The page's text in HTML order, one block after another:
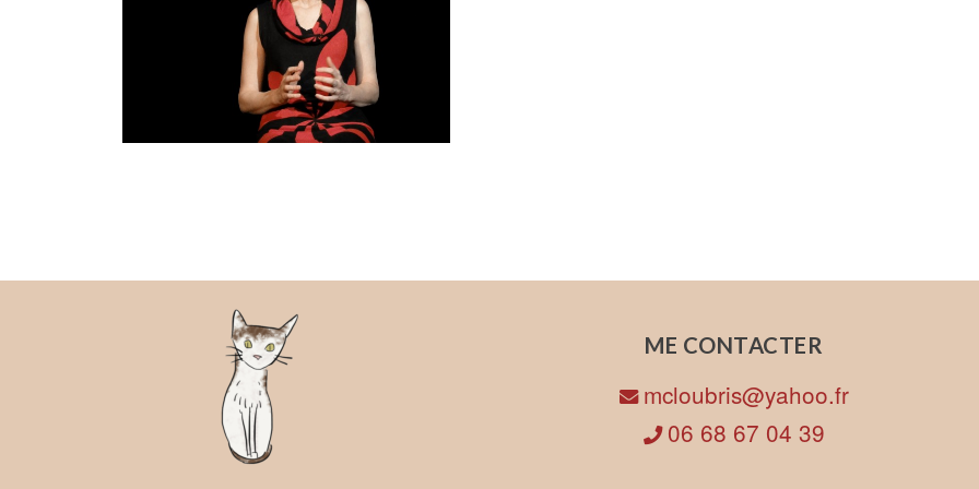
ME CONTACTER
mcloubris@yahoo.fr
06 68 67 04 39